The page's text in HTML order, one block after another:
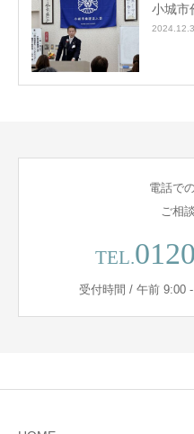
小城市
2024.12.3
電話で
ご相
TEL.
受付時間 / 午前 9:00